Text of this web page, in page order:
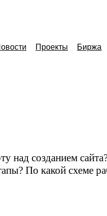
Проекты Биржа
над созданием
По какой схеме